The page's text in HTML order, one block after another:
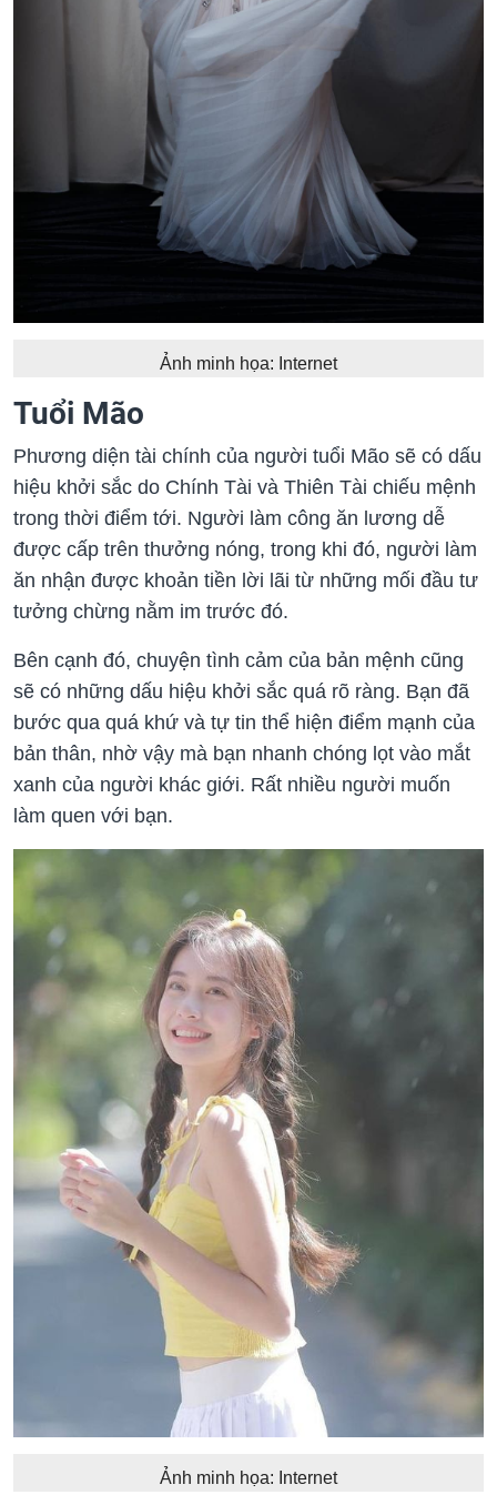
Ảnh minh họa: Internet
Tuổi Mão
Phương diện tài chính của người tuổi Mão sẽ có dấu
hiệu khởi sắc do Chính Tài và Thiên Tài chiếu mệnh
trong thời điểm tới. Người làm công ăn lương dễ
được cấp trên thưởng nóng, trong khi đó, người làm
ăn nhận được khoản tiền lời lãi từ những mối đầu tư
tưởng chừng nằm im trước đó.
Bên cạnh đó, chuyện tình cảm của bản mệnh cũng
sẽ có những dấu hiệu khởi sắc quá rõ ràng. Bạn đã
bước qua quá khứ và tự tin thể hiện điểm mạnh của
bản thân, nhờ vậy mà bạn nhanh chóng lọt vào mắt
xanh của người khác giới. Rất nhiều người muốn
làm quen với bạn.
Ảnh minh họa: Internet